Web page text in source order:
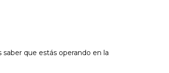
que estás operando en la